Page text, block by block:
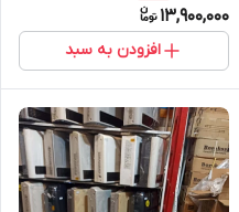
13,900,000
افزودن به سبد